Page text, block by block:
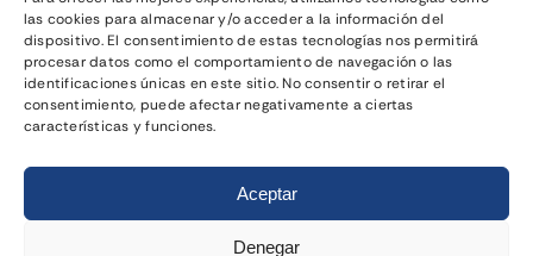
las cookies para almacenar y/o acceder a la información del
dispositivo. El consentimiento de estas tecnologías nos permitirá
procesar datos como el comportamiento de navegación o las
identificaciones únicas en este sitio. No consentir o retirar el
consentimiento, puede afectar negativamente a ciertas
características y funciones.
Aceptar
Denegar
Legal
Aviso legal
Política de privacidad
Página web diseñadapor
Gurenet Teknologia